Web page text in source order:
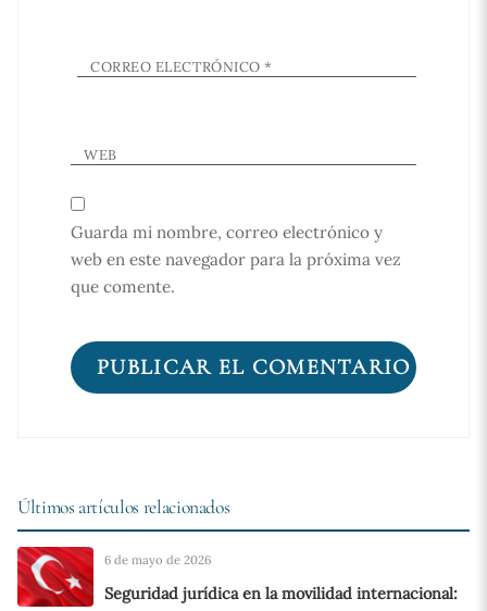
CORREO ELECTRÓNICO*
WEB
Guarda mi nombre, correo electrónico y
web en este navegador para la próxima vez
que comente.
Últimos artículos relacionados
6 de mayo de 2026
Seguridad jurídica en la movilidad internacional: